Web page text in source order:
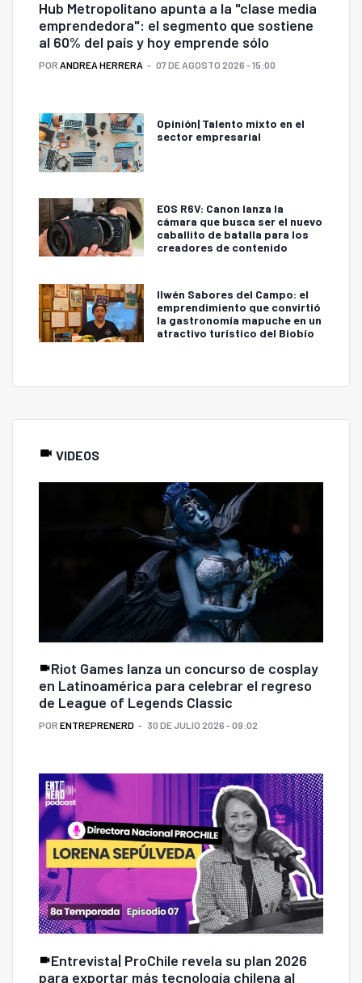
Hub Metropolitano apunta a la "clase media
emprendedora": el segmento que sostiene
al 60% del país y hoy emprende sólo
POR ANDREA HERRERA 07 DE AGOSTO 2026 - 15:00
Opinión| Talento mixto en el
sector empresarial
EOS R6V: Canon lanza la
cámara que busca ser el nuevo
caballito de batalla para los
creadores de contenido
Ilwén Sabores del Campo: el
emprendimiento que convirtió
la gastronomía mapuche en un
atractivo turístico del Biobío
VIDEOS
Riot Games lanza un concurso de cosplay
en Latinoamérica para celebrar el regreso
de League of Legends Classic
POR ENTREPRENERD 30 DE JULIO 2026 - 09:02
Entrevista| ProChile revela su plan 2026
para exportar más tecnología chilena al